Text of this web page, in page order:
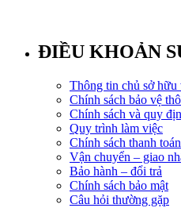
ĐIỀU KHOẢN
Thông tin chủ sở hữu
Chính sách bảo vệ
Chính sách và quy
Quy trình làm việc
Chính sách thanh toán
Vận chuyển – giao
Bảo hành – đổi trả
Chính sách bảo mật
Câu hỏi thường gặp